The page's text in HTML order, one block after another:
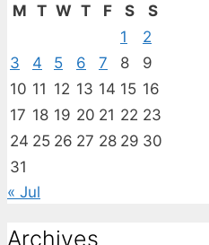
M T W T F S
S
1
2
3
4 5 6 7 8
9
10 11 12 13 14 15 16
17 18 19 20 21 22 23
24 25 26 27 28 29 30
31
« Jul
Archives